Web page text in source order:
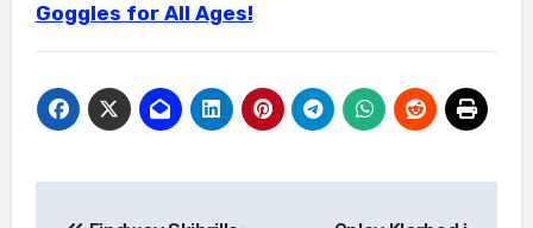
Goggles for All Ages!